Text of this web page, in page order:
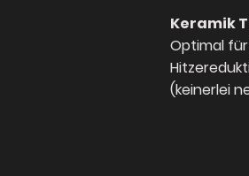
Keramik
Optimal für
(keinerlei